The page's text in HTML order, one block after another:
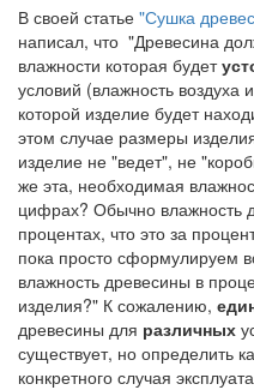
В своей статье "Сушка
написал, что "Древесина
влажности которая будет
условий (влажность воздуха
которой изделие будет
этом случае размеры
изделие не "ведет", не
же эта, необходимая
цифрах? Обычно влажность
процентах, что это за
пока просто сформулируем
влажность древесины в
изделия?" К сожалению,
древесины для различных
существует, но определить
конкретного случая